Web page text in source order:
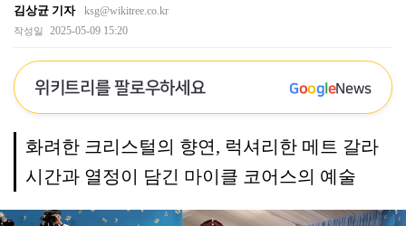
김상균 기자 ksg@wikitree.co.kr
작성일 2025-05-09 15:20
위키트리를 팔로우하세요 GoogleNews
화려한 크리스털의 향연, 럭셔리한 메트 갈라
시간과 열정이 담긴 마이클 코어스의 예술